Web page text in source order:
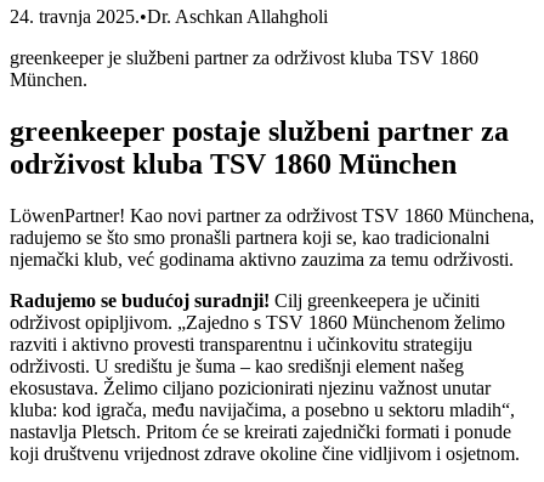
24. travnja 2025.•Dr. Aschkan Allahgholi
greenkeeper je službeni partner za održivost kluba TSV 1860
München.
greenkeeper postaje službeni partner za
održivost kluba TSV 1860 München
LöwenPartner! Kao novi partner za održivost TSV 1860 Münchena,
radujemo se što smo pronašli partnera koji se, kao tradicionalni
njemački klub, već godinama aktivno zauzima za temu održivosti.
Radujemo se budućoj suradnji! Cilj greenkeepera je učiniti
održivost opipljivom. „Zajedno s TSV 1860 Münchenom želimo
razviti i aktivno provesti transparentnu i učinkovitu strategiju
održivosti. U središtu je šuma – kao središnji element našeg
ekosustava. Želimo ciljano pozicionirati njezinu važnost unutar
kluba: kod igrača, među navijačima, a posebno u sektoru mladih“,
nastavlja Pletsch. Pritom će se kreirati zajednički formati i ponude
koji društvenu vrijednost zdrave okoline čine vidljivom i osjetnom.